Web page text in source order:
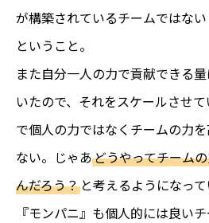
が構築されているチームではな
ということ。
また自分一人の力で貢献できる
いたので、それをスケールさせ
で個人の力ではなくチームの力
ない。じゃあどうやってチーム
んだろう？ と考えるようになっ
『モンパニ』も個人的には良い